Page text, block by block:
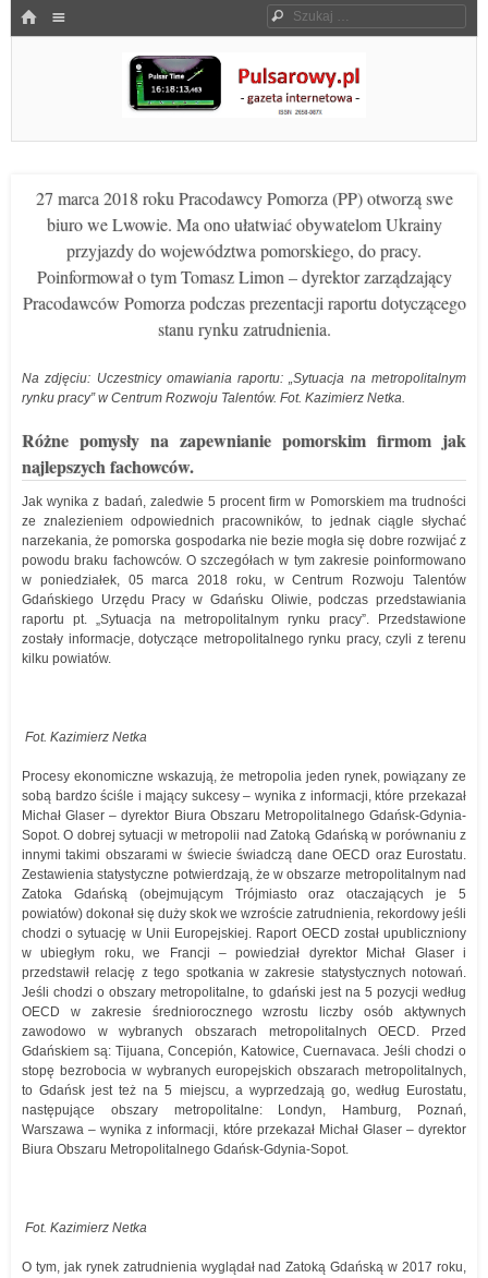
HOME Szukaj
Pulsarowy.pl
27 marca 2018 roku Pracodawcy Pomorza (PP) otworzą swe
biuro we Lwowie. Ma ono ułatwiać obywatelom Ukrainy
przyjazdy do województwa pomorskiego, do pracy.
Poinformował o tym Tomasz Limon – dyrektor zarządzający
Pracodawców Pomorza podczas prezentacji raportu dotyczącego
stanu rynku zatrudnienia.
Na zdjęciu: Uczestnicy omawiania raportu: „Sytuacja na metropolitalnym
rynku pracy” w Centrum Rozwoju Talentów. Fot. Kazimierz Netka.
Różne pomysły na zapewnianie pomorskim firmom jak
najlepszych fachowców.
Jak wynika z badań, zaledwie 5 procent firm w Pomorskiem ma trudności
ze znalezieniem odpowiednich pracowników, to jednak ciągle słychać
narzekania, że pomorska gospodarka nie bezie mogła się dobre rozwijać z
powodu braku fachowców. O szczegółach w tym zakresie poinformowano
w poniedziałek, 05 marca 2018 roku, w Centrum Rozwoju Talentów
Gdańskiego Urzędu Pracy w Gdańsku Oliwie, podczas przedstawiania
raportu pt. „Sytuacja na metropolitalnym rynku pracy”. Przedstawione
zostały informacje, dotyczące metropolitalnego rynku pracy, czyli z terenu
kilku powiatów.
Fot. Kazimierz Netka
Procesy ekonomiczne wskazują, że metropolia jeden rynek, powiązany ze
sobą bardzo ściśle i mający sukcesy – wynika z informacji, które przekazał
Michał Glaser – dyrektor Biura Obszaru Metropolitalnego Gdańsk-Gdynia-
Sopot. O dobrej sytuacji w metropolii nad Zatoką Gdańską w porównaniu z
innymi takimi obszarami w świecie świadczą dane OECD oraz Eurostatu.
Zestawienia statystyczne potwierdzają, że w obszarze metropolitalnym nad
Zatoka Gdańską (obejmującym Trójmiasto oraz otaczających je 5
powiatów) dokonał się duży skok we wzroście zatrudnienia, rekordowy jeśli
chodzi o sytuację w Unii Europejskiej. Raport OECD został upubliczniony
w ubiegłym roku, we Francji – powiedział dyrektor Michał Glaser i
przedstawił relację z tego spotkania w zakresie statystycznych notowań.
Jeśli chodzi o obszary metropolitalne, to gdański jest na 5 pozycji według
OECD w zakresie średniorocznego wzrostu liczby osób aktywnych
zawodowo w wybranych obszarach metropolitalnych OECD. Przed
Gdańskiem są: Tijuana, Concepión, Katowice, Cuernavaca. Jeśli chodzi o
stopę bezrobocia w wybranych europejskich obszarach metropolitalnych,
to Gdańsk jest też na 5 miejscu, a wyprzedzają go, według Eurostatu,
następujące obszary metropolitalne: Londyn, Hamburg, Poznań,
Warszawa – wynika z informacji, które przekazał Michał Glaser – dyrektor
Biura Obszaru Metropolitalnego Gdańsk-Gdynia-Sopot.
Fot. Kazimierz Netka
O tym, jak rynek zatrudnienia wyglądał nad Zatoką Gdańską w 2017 roku,